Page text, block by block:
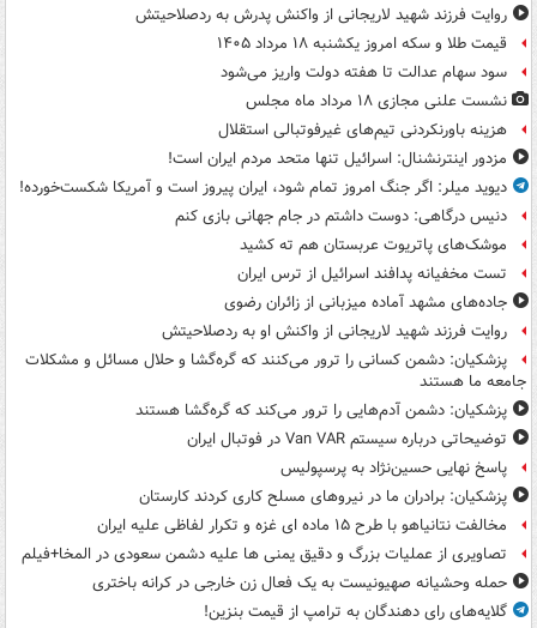
روایت فرزند شهید لاریجانی از واکنش پدرش به ردصلاحیتش
قیمت طلا و سکه امروز یکشنبه ۱۸ مرداد ۱۴۰۵
سود سهام عدالت تا هفته دولت واریز می‌شود
نشست علنی مجازی ۱۸ مرداد ماه مجلس
هزینه باورنکردنی تیم‌های غیرفوتبالی استقلال
مزدور اینترنشنال: اسرائیل تنها متحد مردم ایران است!
دیوید میلر: اگر جنگ امروز تمام شود، ایران پیروز است و آمریکا شکست‌خورده!
دنیس درگاهی: دوست داشتم در جام جهانی بازی کنم
موشک‌های پاتریوت عربستان هم ته‌ کشید
تست مخفیانه پدافند اسرائیل از ترس ایران
جاده‌های مشهد آماده میزبانی از زائران رضوی
روایت فرزند شهید لاریجانی از واکنش او به ردصلاحیتش
پزشکیان: دشمن کسانی را ترور می‌کنند که گره‌گشا و حلال مسائل و مشکلات
جامعه ما هستند
پزشکیان: دشمن آدم‌هایی را ترور می‌کند که گره‌گشا هستند
توضیحاتی درباره سیستم Van VAR در فوتبال ایران
پاسخ نهایی حسین‌نژاد به پرسپولیس
پزشکیان: برادران ما در نیروهای مسلح کاری کردند کارستان
مخالفت نتانیاهو با طرح ۱۵ ماده ای غزه و تکرار لفاظی علیه ایران
تصاویری از عملیات بزرگ و دقیق یمنی ها علیه دشمن سعودی در المخا+فیلم
حمله وحشیانه صهیونیست به یک فعال زن خارجی در کرانه باختری
گلایه‌های رای دهندگان به ترامپ از قیمت بنزین!